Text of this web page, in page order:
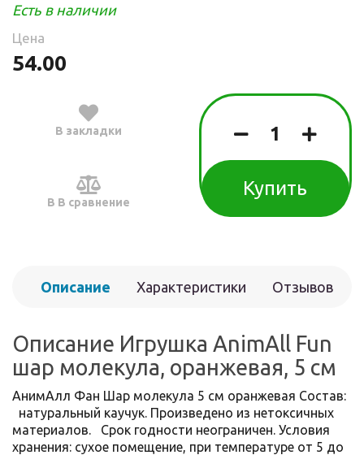
Есть в наличии
Цена
54.00
В закладки
В В сравнение
Купить
Описание Характеристики Отзывов
Описание Игрушка AnimAll Fun
шар молекула, оранжевая, 5 см
АнимАлл Фан Шар молекула 5 см оранжевая Состав:
натуральный каучук. Произведено из нетоксичных
материалов. Срок годности неограничен. Условия
хранения: сухое помещение, при температуре от 5 до